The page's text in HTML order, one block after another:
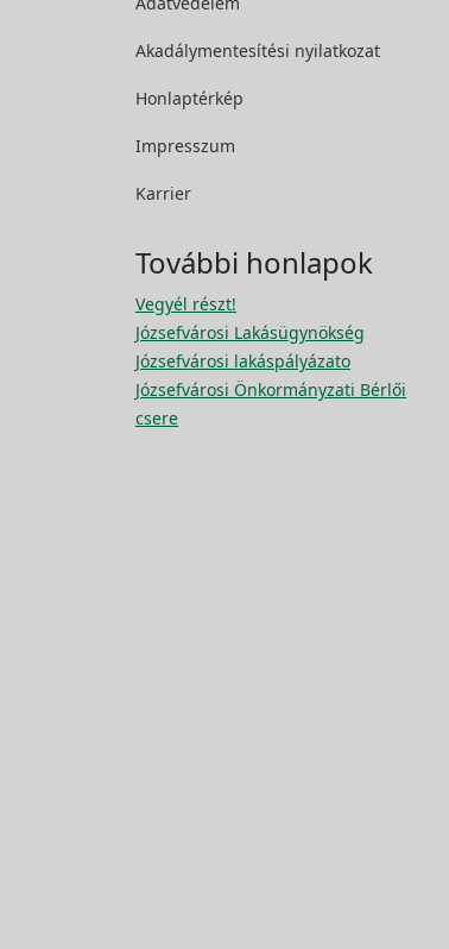
Akadálymentesítési nyilatkozat
Honlaptérkép
Impresszum
Karrier
További honlapok
Vegyél részt!
Józsefvárosi Lakásügynökség
Józsefvárosi lakáspályázato
Józsefvárosi Önkormányzati Bérlői
csere